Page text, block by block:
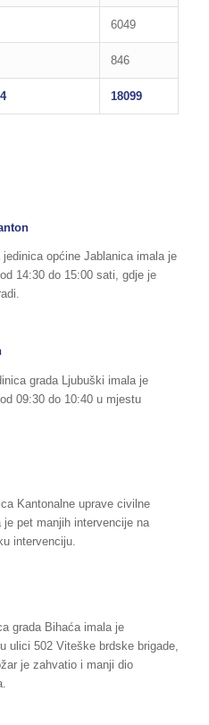
6049
846
18099
jedinica općine Jablanica imala je
14:30 do 15:00 sati, gdje je
grada Ljubuški imala je
09:30 do 10:40 u mjestu
Kantonalne uprave civilne
pet manjih intervencije na
intervenciju.
grada Bihaća imala je
ulici 502 Viteške brdske brigade,
je zahvatio i manji dio